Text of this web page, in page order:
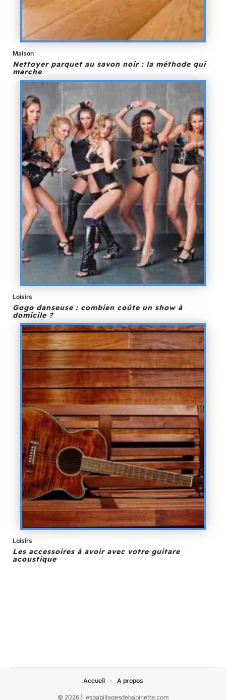
Maison
Nettoyer parquet au savon noir : la méthode qui
marche
Loisirs
Gogo danseuse : combien coûte un show à
domicile ?
Loisirs
Les accessoires à avoir avec votre guitare
acoustique
© 2026 | lesbabillagesdebabinette.com
Accueil A propos